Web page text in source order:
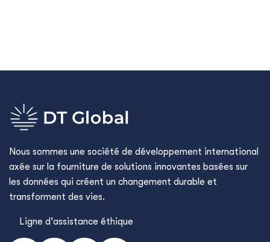
Nous sommes une société de développement international
axée sur la fourniture de solutions innovantes basées sur
les données qui créent un changement durable et
transforment des vies.
Ligne d’assistance éthique